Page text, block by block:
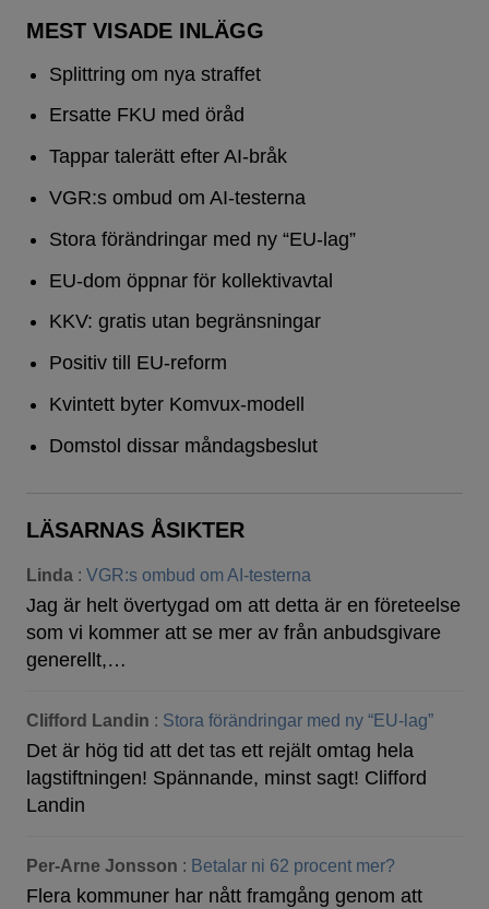
MEST VISADE INLÄGG
Splittring om nya straffet
Ersatte FKU med öråd
Tappar talerätt efter AI-bråk
VGR:s ombud om AI-testerna
Stora förändringar med ny “EU-lag”
EU-dom öppnar för kollektivavtal
KKV: gratis utan begränsningar
Positiv till EU-reform
Kvintett byter Komvux-modell
Domstol dissar måndagsbeslut
LÄSARNAS ÅSIKTER
Linda : VGR:s ombud om AI-testerna
Jag är helt övertygad om att detta är en företeelse
som vi kommer att se mer av från anbudsgivare
generellt,…
Clifford Landin : Stora förändringar med ny “EU-lag”
Det är hög tid att det tas ett rejält omtag hela
lagstiftningen! Spännande, minst sagt! Clifford
Landin
Per-Arne Jonsson : Betalar ni 62 procent mer?
Flera kommuner har nått framgång genom att